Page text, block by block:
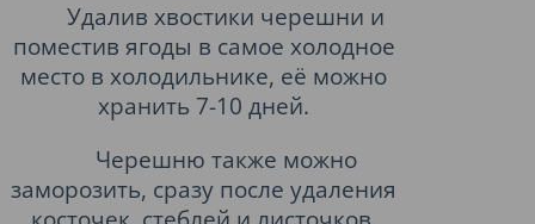
Удалив хвостики черешни и
поместив ягоды в самое холодное
место в холодильнике, её можно
хранить 7-10 дней.
Черешню также можно
заморозить, сразу после удаления